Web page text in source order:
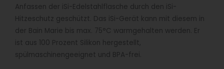
Anfassen der iSi-Edelstahlflasche durch den iSi-
Hitzeschutz geschützt. Das iSi-Gerät kann mit diesem in
der Bain Marie bis max. 75°C warmgehalten werden. Er
ist aus 100 Prozent Silikon hergestellt,
spülmaschinengeeignet und BPA-frei.